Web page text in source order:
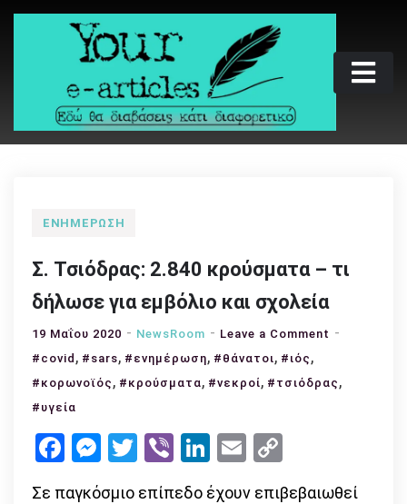
Skip
Your e-articles
Εδώ θα διαβάσεις κάτι διαφορετικό
ΕΝΗΜΈΡΩΣΗ
Σ. Τσιόδρας: 2.840 κρούσματα – τι
δήλωσε για εμβόλιο και σχολεία
19 Μαΐου 2020 NewsRoom Leave a Comment on
δήλωσε
#covid , #sars, #ενημέρωση, #θάνατοι, #ιός ,
#κορωνοϊός , #κρούσματα, #νεκροί, #τσιόδρας ,
#υγεία
Facebook
Messenger
Twitter
ViberLinkedIn
Email
Σε παγκόσμιο επίπεδο έχουν επιβεβαιωθεί